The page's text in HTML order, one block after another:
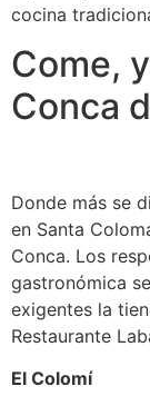
cocina
Come,
Conca
Donde más se
en Santa
Conca. Los
gastronómica
exigentes la
Restaurante
El Colomí